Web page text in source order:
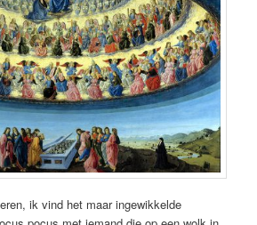
ik vind het maar ingewikkelde